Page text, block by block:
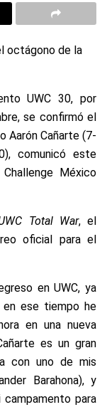
octágono de la
UWC 30, por
se confirmó el
Aarón Cañarte (7-
comunicó este
México
Total War, el
oficial para el
en UWC, ya
en ese tiempo he
en una nueva
es un gran
con uno de mis
Barahona), y
para